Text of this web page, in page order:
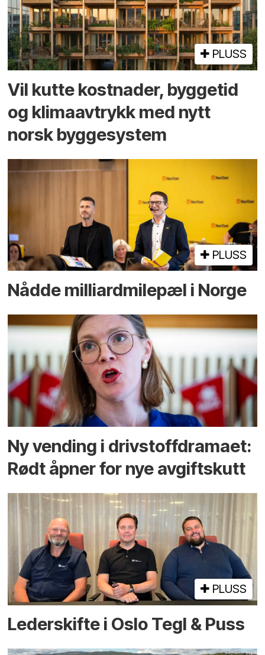
PLUSS
Vil kutte kostnader, byggetid
og klima­avtrykk med nytt
norsk bygge­system
PLUSS
Nådde milliard­­milepæl i Norge
Ny vending i drivstoffdramaet:
Rødt åpner for nye avgiftskutt
PLUSS
Lederskifte i Oslo Tegl & Puss